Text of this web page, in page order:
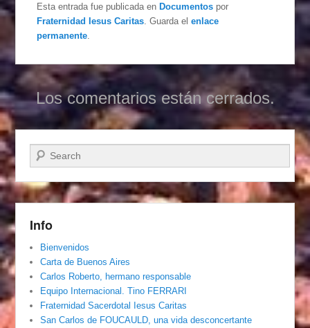
Esta entrada fue publicada enDocumentos por
Fraternidad Iesus Caritas . Guarda elenlace
permanente
Los comentarios están cerrados.
Buscar
Info
Bienvenidos
Carta de Buenos Aires
Carlos Roberto, hermano responsable
Equipo Internacional. Tino FERRARI
Fraternidad Sacerdotal Iesus Caritas
San Carlos de FOUCAULD, una vida desconcertante